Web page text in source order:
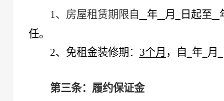
1、 房屋租赁期限自 年 月 日起至
任。
2、 免租金装修期： 3个月 ，自 年 月
第三条：履约保证金